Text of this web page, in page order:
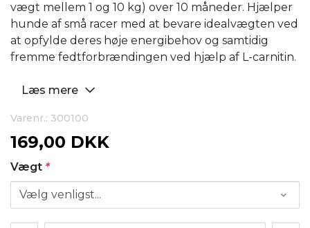
vægt mellem 1 og 10 kg) over 10 måneder. Hjælper
hunde af små racer med at bevare idealvægten ved
at opfylde deres høje energibehov og samtidig
fremme fedtforbrændingen ved hjælp af L-carnitin.
Læs mere
Varenr.: 300100
169,00 DKK
Vægt *